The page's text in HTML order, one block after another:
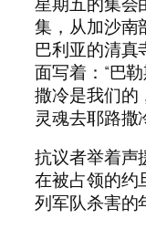
集，从加沙南
巴利亚的清真
面写着：“巴
撒冷是我们的
灵魂去耶路撒
抗议者举着声
在被占领的约
列军队杀害的